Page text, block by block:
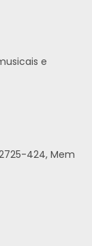
e
424, Mem